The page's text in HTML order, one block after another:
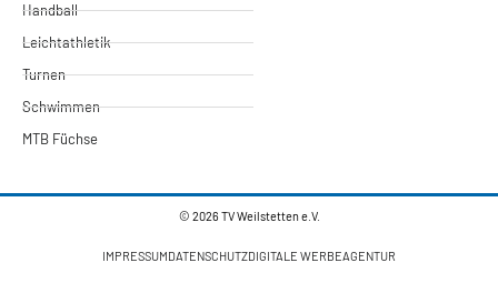
Handball
Leichtathletik
Turnen
Schwimmen
MTB Füchse
© 2026 TV Weilstetten e.V.
IMPRESSUMDATENSCHUTZDIGITALE WERBEAGENTUR